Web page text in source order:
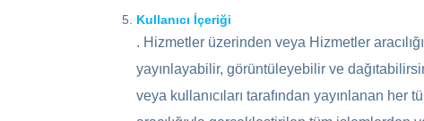
Kullanıcı İçeriği
. Hizmetler üzerinden veya Hizmetler
yayınlayabilir, görüntüleyebilir ve
veya kullanıcıları tarafından yayınlanan